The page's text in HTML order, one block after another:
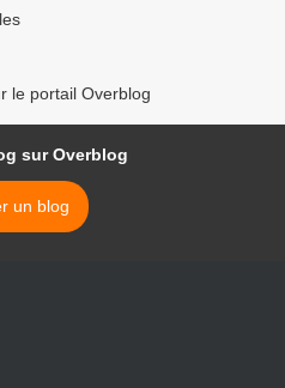
le portail Overblog
sur Overblog
un blog